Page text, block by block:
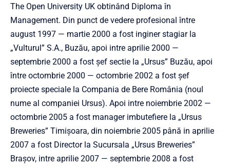
The Open University UK obtinând Diploma în
Management. Din punct de vedere profesional între
august 1997 — martie 2000 a fost inginer stagiar la
„Vulturul” S.A., Buzău, apoi intre aprilie 2000 —
septembrie 2000 a fost şef sectie la „Ursus” Buzău, apoi
între octombrie 2000 — octombrie 2002 a fost şef
proiecte speciale la Compania de Bere România (noul
nume al companiei Ursus). Apoi intre noiembrie 2002 —
octombrie 2005 a fost manager imbutefiere la „Ursus
Breweries” Timişoara, din noiembrie 2005 până in aprilie
2007 a fost Director la Sucursala „Ursus Breweries”
Braşov, intre aprilie 2007 — septembrie 2008 a fost